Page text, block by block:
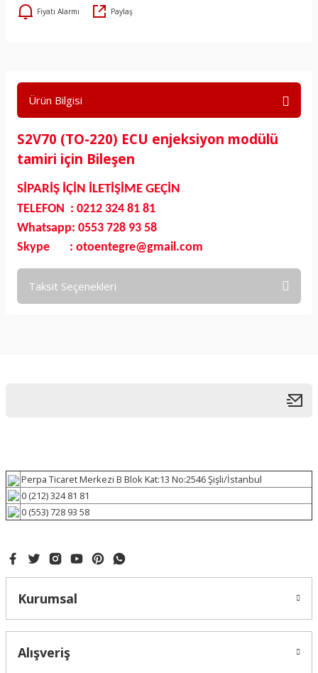
Fiyatı Alarmı Paylaş
Ürün Bilgisi
S2V70 (TO-220) ECU enjeksiyon modülü
tamiri için Bileşen
SİPARİŞ İÇİN İLETİŞİME GEÇİN
TELEFON : 0212 324 81 81
Whatsapp: 0553 728 93 58
Skype : otoentegre@gmail.com
Taksit Seçenekleri
Perpa Ticaret Merkezi B Blok Kat:13 No:2546 Şişli/İstanbul
0 (212) 324 81 81
0 (553) 728 93 58
Kurumsal
Alışveriş